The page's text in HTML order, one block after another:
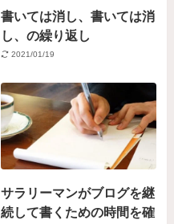
書いては消し、書いては消
し、の繰り返し
2021/01/19
サラリーマンがブログを継
続して書くための時間を確